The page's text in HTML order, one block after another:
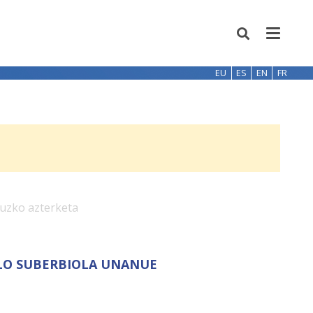
EU ES EN FR
azterketa
SUBERBIOLA UNANUE